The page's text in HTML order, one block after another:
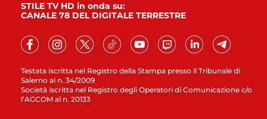
Testata iscritta nel Registro della Stampa presso il Tribunale di
Salerno al n. 34/2009
Società iscritta nel Registro degli Operatori di Comunicazione c/o
l’AGCOM al n. 20133
STILE TV HD in onda su:
CANALE 78 DEL DIGITALE TERRESTRE